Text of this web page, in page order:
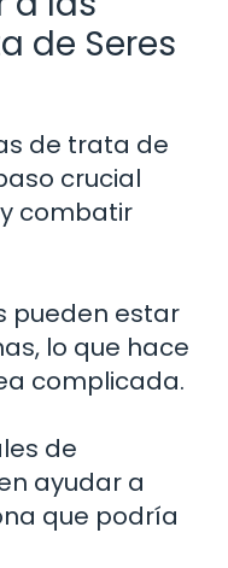
de Seres
de trata de
crucial
combatir
pueden estar
lo que hace
complicada.
de
ayudar a
que podría